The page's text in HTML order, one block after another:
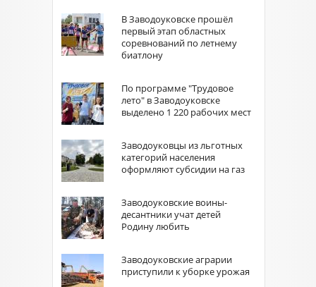
В Заводоуковске прошёл
первый этап областных
соревнований по летнему
биатлону
По программе "Трудовое
лето" в Заводоуковске
выделено 1 220 рабочих мест
Заводоуковцы из льготных
категорий населения
оформляют субсидии на газ
Заводоуковские воины-
десантники учат детей
Родину любить
Заводоуковские аграрии
приступили к уборке урожая